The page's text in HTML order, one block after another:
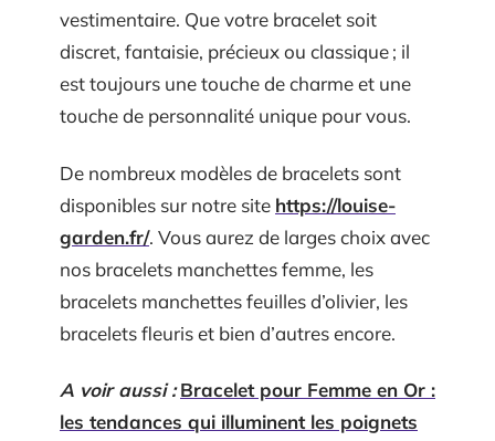
vestimentaire. Que votre bracelet soit
discret, fantaisie, précieux ou classique ; il
est toujours une touche de charme et une
touche de personnalité unique pour vous.
De nombreux modèles de bracelets sont
disponibles sur notre site https://louise-
garden.fr/. Vous aurez de larges choix avec
nos bracelets manchettes femme, les
bracelets manchettes feuilles d’olivier, les
bracelets fleuris et bien d’autres encore.
A voir aussi : Bracelet pour Femme en Or :
les tendances qui illuminent les poignets